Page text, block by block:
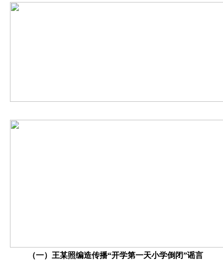
（一）王某照编造传播“开学第一天小学倒闭”谣言